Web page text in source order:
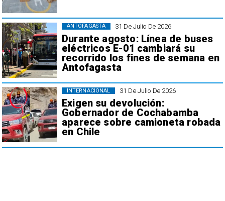
31 De Julio De 2026
Durante agosto: Línea de buses
eléctricos E-01 cambiará su
recorrido los fines de semana en
Antofagasta
ANTOFAGASTA
31 De Julio De 2026
Exigen su devolución:
Gobernador de Cochabamba
aparece sobre camioneta robada
en Chile
INTERNACIONAL